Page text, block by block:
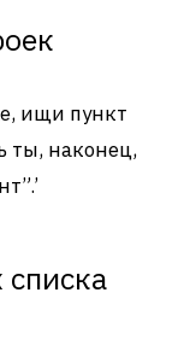
ищи пункт
ты, наконец,